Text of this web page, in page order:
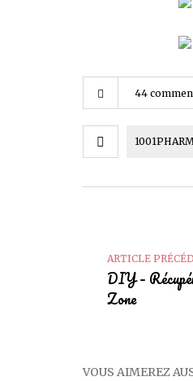
44
ARTICLE
DIY –
Zone
VOUS AIMEREZ